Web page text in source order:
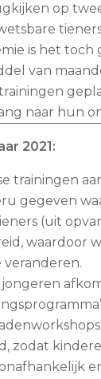
op
is het
van
naar hun
2021:
trainingen
gegeven
(uit
waardoor
jongeren
zodat